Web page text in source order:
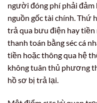
người đóng phí phải đảm
nguồn gốc tài chính. Thứ
trả qua bưu điện hay
thanh toán bằng séc cá
tiền hoặc thông qua hệ
không tuân thủ phương
hồ sơ bị trả lại.